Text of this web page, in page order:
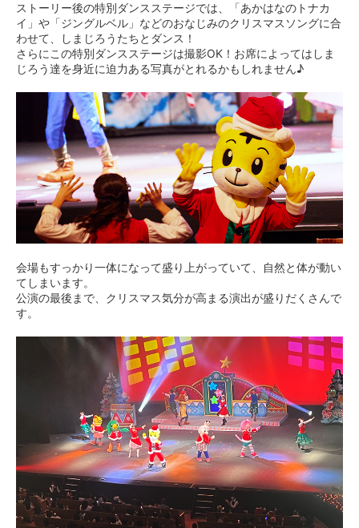
ストーリー後の特別ダンスステージでは、「あかはなのトナカ
イ」や「ジングルベル」などのおなじみのクリスマスソングに合
わせて、しまじろうたちとダンス！
さらにこの特別ダンスステージは撮影OK！お席によってはしま
じろう達を身近に迫力ある写真がとれるかもしれません♪
会場もすっかり一体になって盛り上がっていて、自然と体が動い
てしまいます。
公演の最後まで、クリスマス気分が高まる演出が盛りだくさんで
す。